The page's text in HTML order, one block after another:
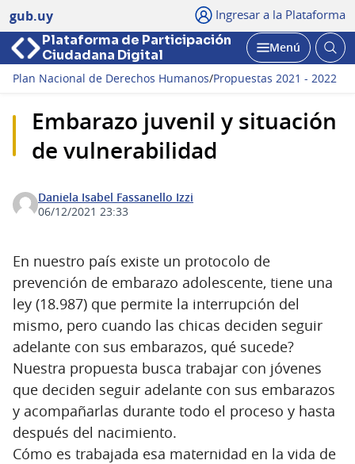
gub.uy Ingresar a la Plataforma
Plataforma de Participación
Ciudadana Digital
Abrir
Menú
Plan Nacional de Derechos Humanos/Propuestas 2021 - 2022
Embarazo juvenil y situación
de vulnerabilidad
Daniela Isabel Fassanello Izzi
06/12/2021 23:33
En nuestro país existe un protocolo de
prevención de embarazo adolescente, tiene una
ley (18.987) que permite la interrupción del
mismo, pero cuando las chicas deciden seguir
adelante con sus embarazos, qué sucede?
Nuestra propuesta busca trabajar con jóvenes
que deciden seguir adelante con sus embarazos
y acompañarlas durante todo el proceso y hasta
después del nacimiento.
Cómo es trabajada esa maternidad en la vida de